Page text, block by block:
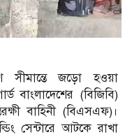
সীমান্তে জড়ো হওয়া
বাংলাদেশের (বিজিবি)
বাহিনী (বিএসএফ)।
সেন্টারে আটকে রাখা